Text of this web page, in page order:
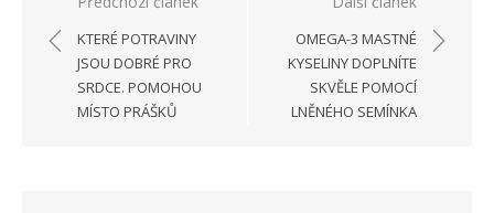
pro
příspěvek
KTERÉ POTRAVINY
JSOU DOBRÉ PRO
SRDCE. POMOHOU
MÍSTO PRÁŠKŮ
OMEGA-3 MASTNÉ
KYSELINY DOPLNÍTE
SKVĚLE POMOCÍ
LNĚNÉHO SEMÍNKA